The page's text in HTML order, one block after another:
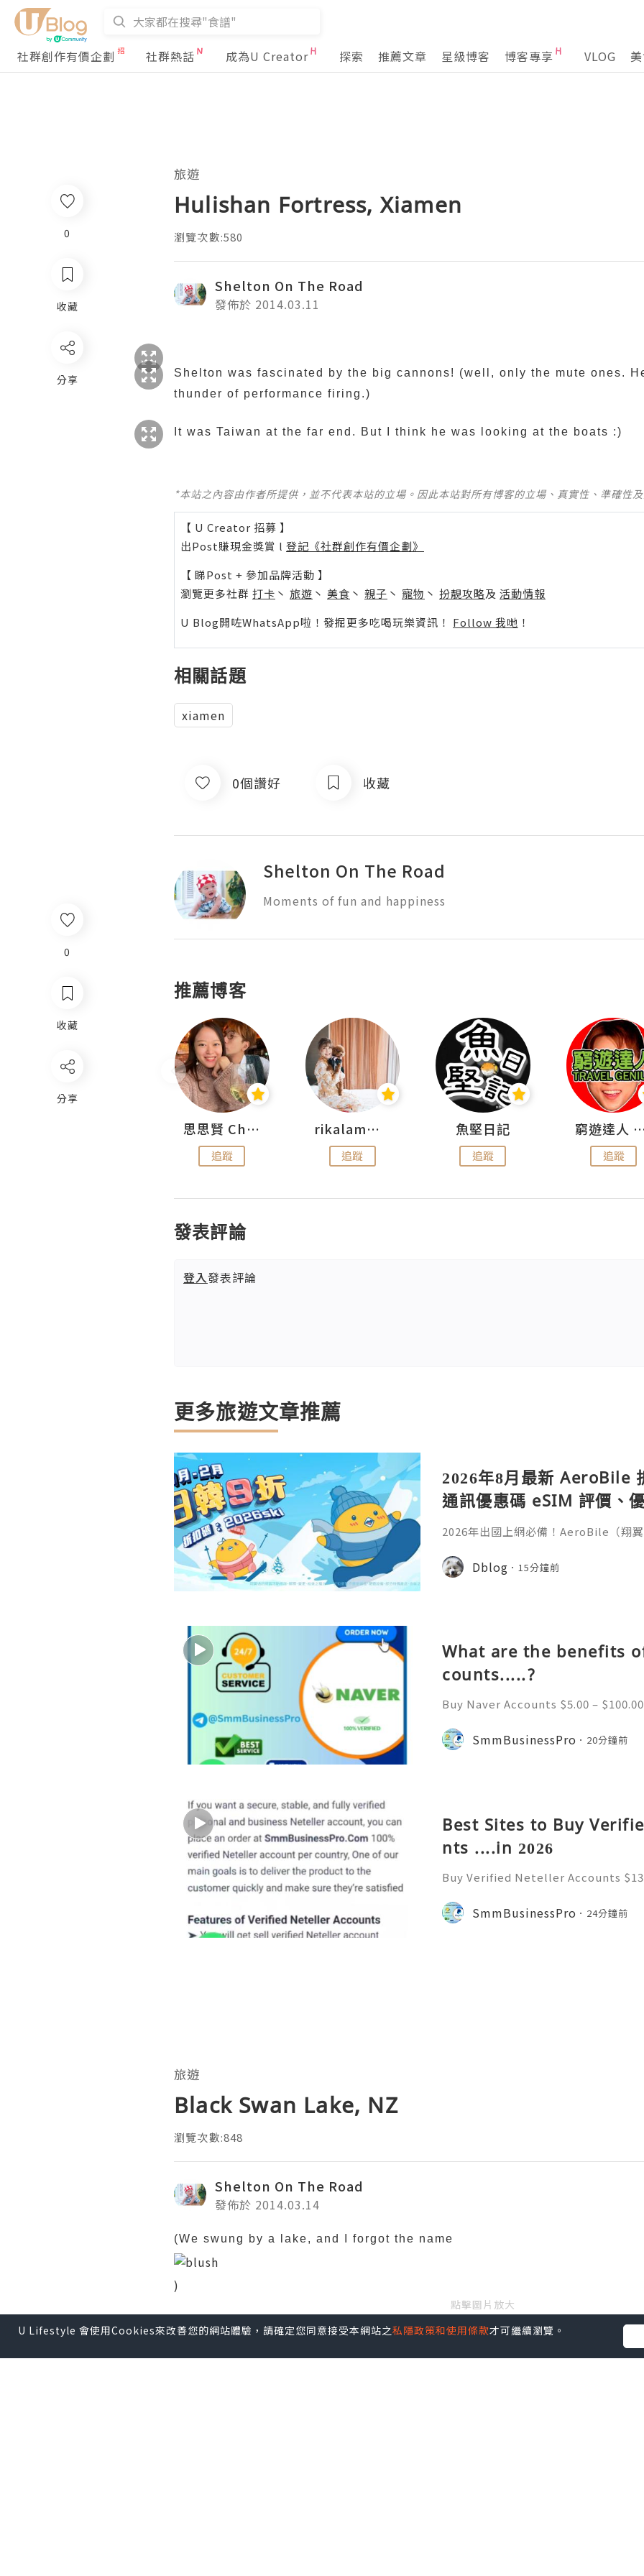
社群創作有價企劃 社群熱話 成為U Creator 探索 推薦文章 星級博客 博客專享 VLOG
0
收藏
分享
旅遊
Hulishan Fortress, Xiamen
瀏覽次數:580
Shelton On The Road
發佈於 2014.03.11
Shelton was fascinated by the big cannons! (well, only the mute ones.
thunder of performance firing.)
It was Taiwan at the far end. But I think he was looking at the boats :)
*本站之內容由作者所提供，並不代表本站的立場。因此本站對所有博客的立場、真實性、準確性
【 U Creator 招募 】
出Post賺現金獎賞 l 登記《社群創作有價企劃》
【 睇Post + 參加品牌活動 】
瀏覽更多社群 打卡 丶 旅遊 丶 美食 丶 親子 丶 寵物 丶 扮靚攻略及 活動情報
U Blog開咗WhatsApp啦！發掘更多吃喝玩樂資訊！ Follow 我哋 ！
相關話題
xiamen
0個讚好 收藏
Shelton On The Road
Moments of fun and happiness
推薦博客
思思賢 ChillMyBabe
追蹤
rikalammm
追蹤
魚堅日記
追蹤
窮遊達人
追蹤
發表評論
登入發表評論
更多旅遊文章推薦
2026年8月最新 AeroBile
通訊優惠碼 eSIM 評價、
教學完整整理
2026年出國上網必備！AeroBile（翔
9折，eSIM評價超高穩定不卡頓，蝴
略全解析。省錢又方便，出國旅行網
Dblog 15分鐘前
What are the benefits
counts.....?
Buy Naver Accounts $5.00 –
e Welcome to Never South
gine and online platform. Al
SmmBusinessPro 20分鐘前
Best Sites to Buy
nts ....in 2026
Buy Verified Neteller Accounts
cure & Ready to Use Neteller is
s. A Neteller account
SmmBusinessPro 24分鐘前
0
收藏
分享
旅遊
Black Swan Lake, NZ
瀏覽次數:848
Shelton On The Road
發佈於 2014.03.14
(We swung by a lake, and I forgot the name
)
點擊圖片放大
U Lifestyle 會使用Cookies來改善您的網站體驗，請確定您同意接受本網站之私隱政策和使用條款才可繼續瀏覽。